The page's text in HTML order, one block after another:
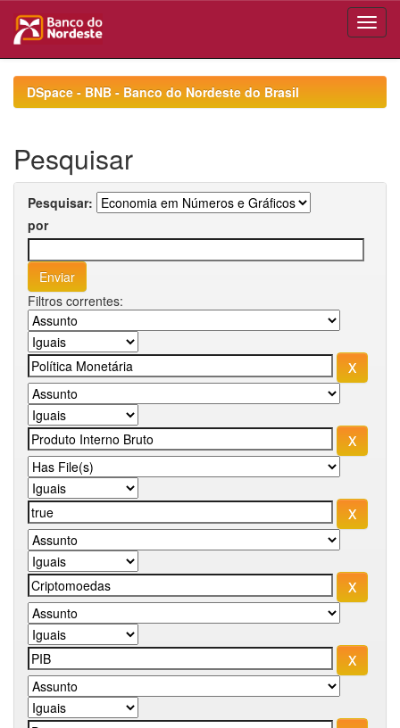
navigationDSpace - BNB - Banco do Nordeste do Brasil
Pesquisar
Pesquisar:
por
Filtros correntes: